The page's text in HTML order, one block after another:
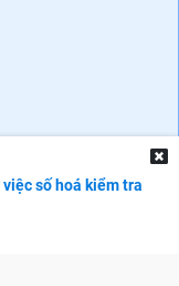
số hoá kiểm tra